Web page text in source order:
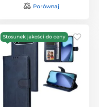
Porównaj
Stosunek jakości do ceny